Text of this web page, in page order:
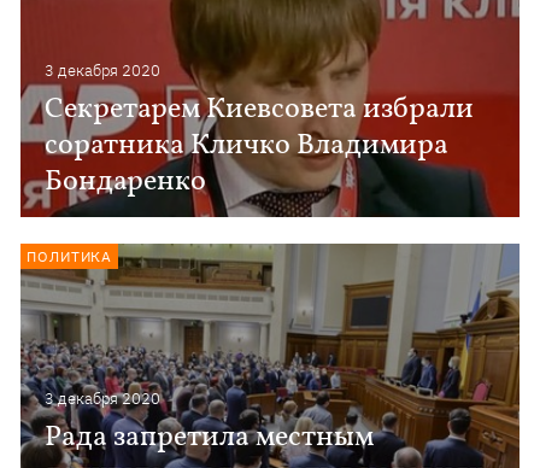
3 декабря 2020
Секретарем Киевсовета избрали
соратника Кличко Владимира
Бондаренко
3 декабря 2020
Рада запретила местным
ПОЛИТИКА